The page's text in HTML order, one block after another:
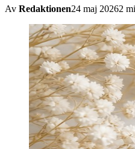
Av Redaktionen24 maj 20262